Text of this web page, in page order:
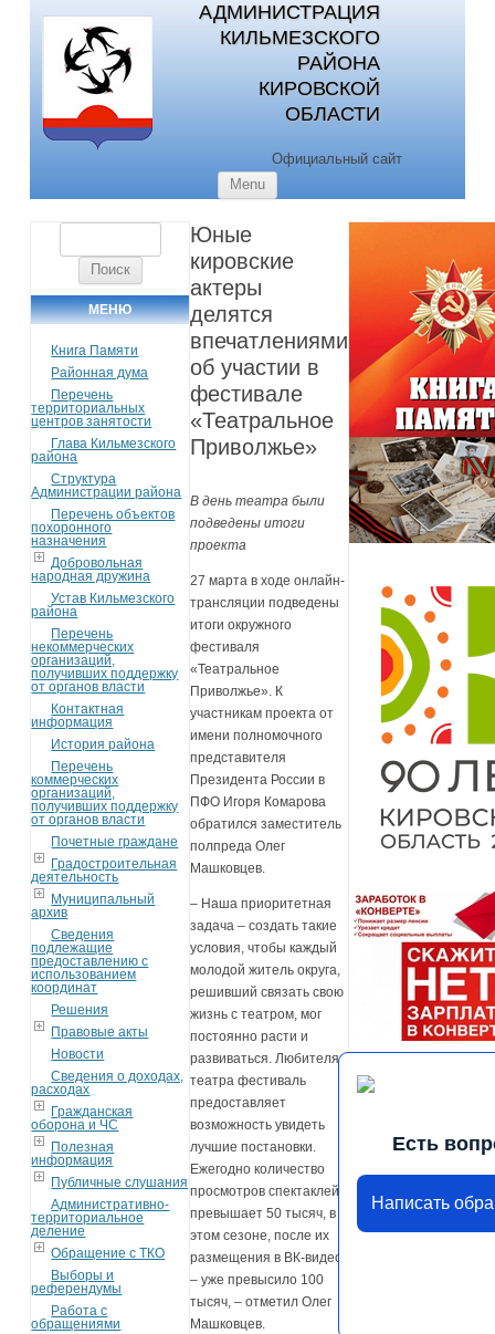
АДМИНИСТРАЦИЯ
КИЛЬМЕЗСКОГО
РАЙОНА
КИРОВСКОЙ
ОБЛАСТИ
Официальный сайт
Menu
МЕНЮ
Книга Памяти
Районная дума
Перечень
территориальных
центров занятости
Глава Кильмезского
района
Структура
Администрации района
Перечень объектов
похоронного
назначения
Добровольная
народная дружина
Устав Кильмезского
района
Перечень
некоммерческих
организаций,
получивших поддержку
от органов власти
Контактная
информация
История района
Перечень
коммерческих
организаций,
получивших поддержку
от органов власти
Почетные граждане
Градостроительная
деятельность
Муниципальный
архив
Сведения
подлежащие
предоставлению с
использованием
координат
Решения
Правовые акты
Новости
Сведения о доходах,
расходах
Гражданская
оборона и ЧС
Полезная
информация
Публичные слушания
Административно-
территориальное
деление
Обращение с ТКО
Выборы и
референдумы
Работа с
обращениями
Юные
кировские
актеры
делятся
впечатлениями
об участии в
фестивале
«Театральное
Приволжье»
В день театра были
подведены итоги
проекта
27 марта в ходе онлайн-
трансляции подведены
итоги окружного
фестиваля
«Театральное
Приволжье». К
участникам проекта от
имени полномочного
представителя
Президента России в
ПФО Игоря Комарова
обратился заместитель
полпреда Олег
Машковцев.
– Наша приоритетная
задача – создать такие
условия, чтобы каждый
молодой житель округа,
решивший связать свою
жизнь с театром, мог
постоянно расти и
развиваться. Любителям
театра фестиваль
предоставляет
возможность увидеть
лучшие постановки.
Ежегодно количество
просмотров спектаклей
превышает 50 тысяч, в
этом сезоне, после их
размещения в ВК-видео,
– уже превысило 100
тысяч, – отметил Олег
Машковцев.
Есть
Написать